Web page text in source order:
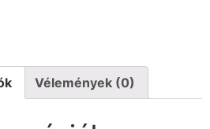
Vélemények (0)